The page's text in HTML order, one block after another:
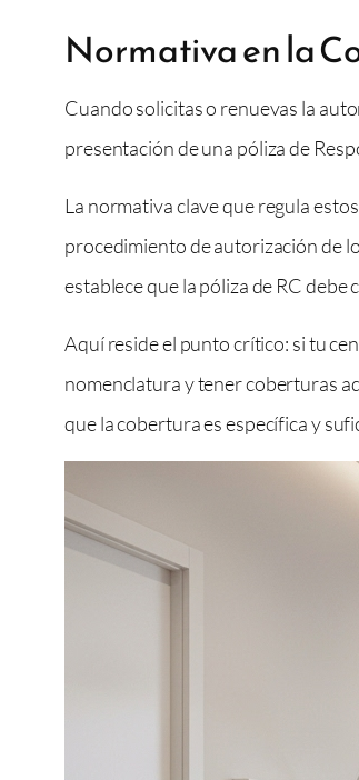
Normativa en la
Cuando solicitas o renuevas la
presentación de una póliza de
La normativa clave que regula
procedimiento de autorización de
establece que la póliza de RC debe
Aquí reside el punto crítico: si tu
nomenclatura y tener coberturas
que la cobertura es específica y